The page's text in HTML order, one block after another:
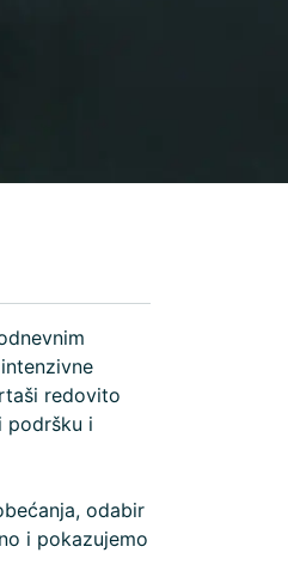
redovito
podršku i
odabir
i pokazujemo